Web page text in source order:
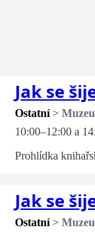
Jak se
Ostatní >
10:00–12:00 a
Prohlídka
Jak se
Ostatní >